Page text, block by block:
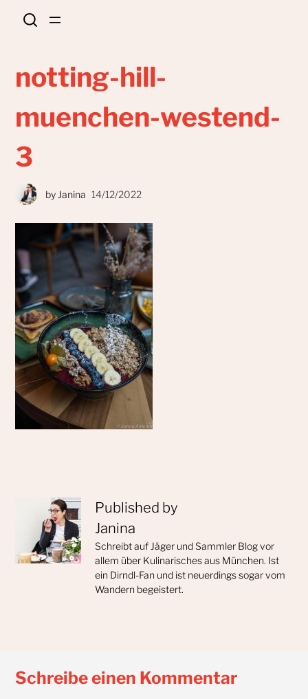
notting-hill-
muenchen-westend-
3
by Janina 14/12/2022
Published by
Janina
Schreibt auf Jäger und Sammler Blog vor
allem über Kulinarisches aus München. Ist
ein Dirndl-Fan und ist neuerdings sogar vom
Wandern begeistert.
Schreibe einen Kommentar